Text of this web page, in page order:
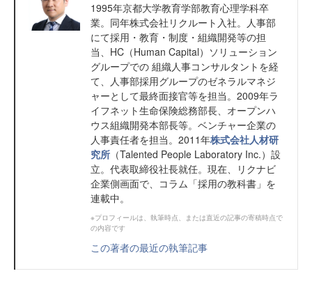
1995年京都大学教育学部教育心理学科卒
業。同年株式会社リクルート入社。人事部
にて採用・教育・制度・組織開発等の担
当、HC（Human Capital）ソリューション
グループでの 組織人事コンサルタントを経
て、人事部採用グループのゼネラルマネジ
ャーとして最終面接官等を担当。2009年ラ
イフネット生命保険総務部長、オープンハ
ウス組織開発本部長等。ベンチャー企業の
人事責任者を担当。2011年株式会社人材研
究所 （Talented People Laboratory Inc.）設
立。代表取締役社長就任。現在、リクナビ
企業側画面で、コラム「採用の教科書」を
連載中。
※プロフィールは、執筆時点、または直近の記事の寄稿時点で
の内容です
この著者の最近の執筆記事